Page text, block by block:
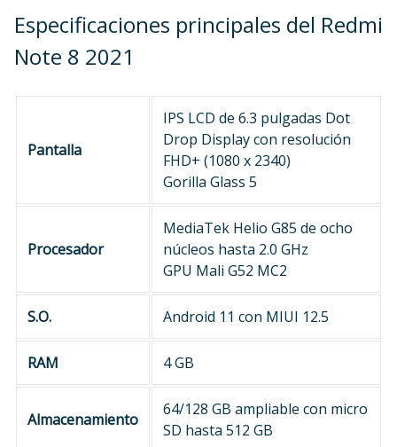
Especificaciones principales del Redmi
Note 8 2021
Pantalla
IPS LCD de 6.3 pulgadas Dot
Drop Display con resolución
FHD+ (1080 x 2340)
Gorilla Glass 5
Procesador
MediaTek Helio G85 de ocho
núcleos hasta 2.0 GHz
GPU Mali G52 MC2
S.O. Android 11 con MIUI 12.5
RAM 4 GB
Almacenamiento
64/128 GB ampliable con micro
SD hasta 512 GB